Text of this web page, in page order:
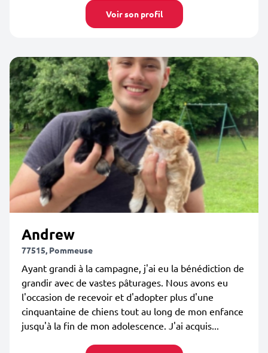
Voir son profil
Andrew
77515, Pommeuse
Ayant grandi à la campagne, j'ai eu la bénédiction de
grandir avec de vastes pâturages. Nous avons eu
l'occasion de recevoir et d'adopter plus d'une
cinquantaine de chiens tout au long de mon enfance
jusqu'à la fin de mon adolescence. J'ai acquis...